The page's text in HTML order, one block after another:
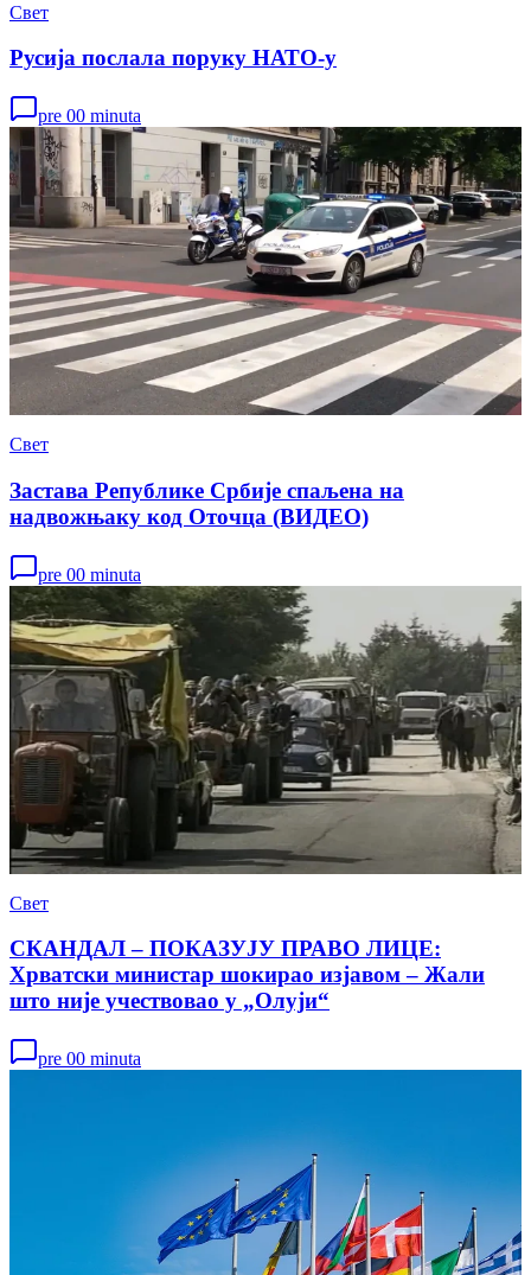
Свет
Русија послала поруку НАТО-у
pre 00 minuta
Свет
Застава Републике Србије спаљена на
надвожњаку код Оточца (ВИДЕО)
pre 00 minuta
Свет
СКАНДАЛ – ПОКАЗУЈУ ПРАВО ЛИЦЕ:
Хрватски министар шокирао изјавом – Жали
што није учествовао у „Олуји“
pre 00 minuta